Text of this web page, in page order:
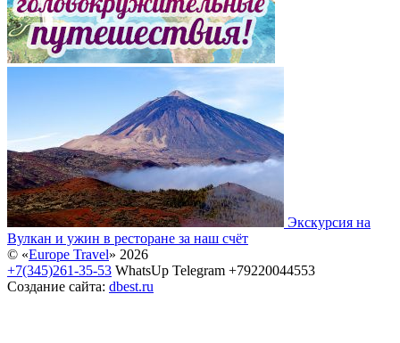
Экскурсия на
Вулкан и ужин в ресторане за наш счёт
© «Europe Travel» 2026
+7(345)261-35-53 WhatsUp Telegram +79220044553
Создание сайта: dbest.ru